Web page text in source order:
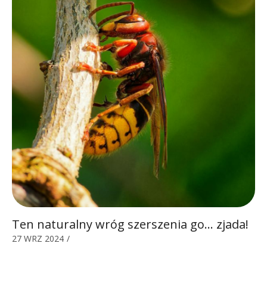
Ten naturalny wróg szerszenia go… zjada!
27 WRZ 2024 /